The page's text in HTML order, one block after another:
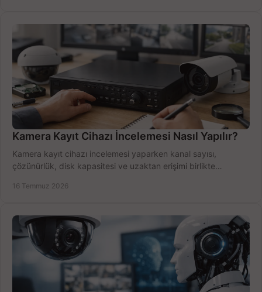
Kamera Kayıt Cihazı İncelemesi Nasıl Yapılır?
Kamera kayıt cihazı incelemesi yaparken kanal sayısı,
çözünürlük, disk kapasitesi ve uzaktan erişimi birlikte
16 Temmuz 2026